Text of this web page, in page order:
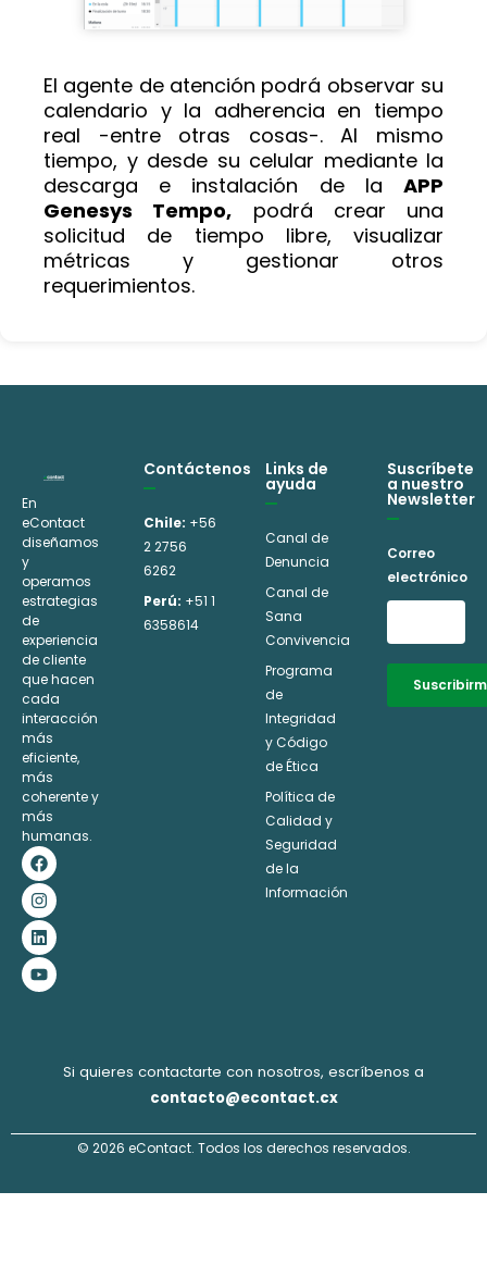
El agente de atención podrá observar su
calendario y la adherencia en tiempo
real -entre otras cosas-. Al mismo
tiempo, y desde su celular mediante la
descarga e instalación de la APP
Genesys Tempo, podrá crear una
solicitud de tiempo libre, visualizar
métricas y gestionar otros
requerimientos.
En
eContact
diseñamos
y
operamos
estrategias
de
experiencia
de cliente
que hacen
cada
interacción
más
eficiente,
más
coherente y
más
humanas.
F
a
c
e
b
o
o
k
I
n
s
t
a
g
r
a
m
L
i
n
k
e
d
i
n
Y
o
u
t
u
b
e
Contáctenos
Chile: +56
2 2756
6262
Perú: +51 1
6358614
Links de
ayuda
Canal de
Denuncia
Canal de
Sana
Convivencia
Programa
de
Integridad
y Código
de Ética
Política de
Calidad y
Seguridad
de la
Información
Suscríbete
a nuestro
Newsletter
Correo
electrónico
Si quieres contactarte con nosotros, escríbenos a
contacto@econtact.cx
© 2026 eContact. Todos los derechos reservados.